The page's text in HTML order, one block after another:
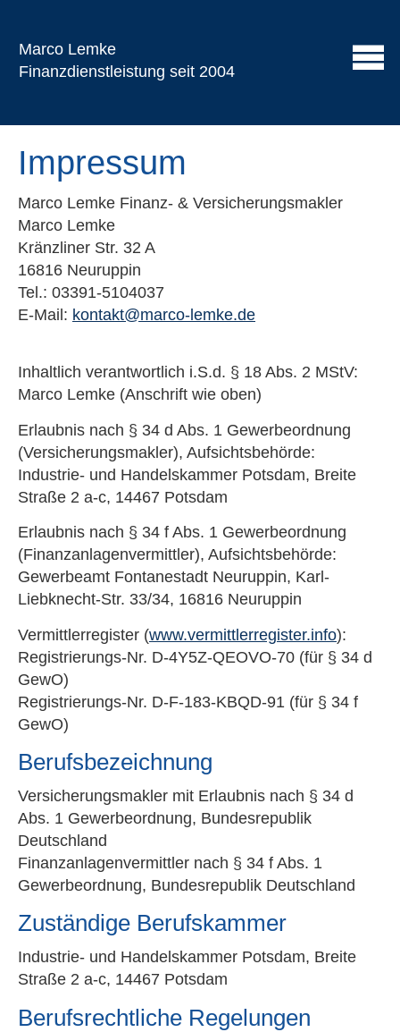
Marco Lemke
Finanzdienstleistung seit 2004
Impressum
Marco Lemke Finanz- & Ver­sicherungs­makler
Marco Lemke
Kränzliner Str. 32 A
16816 Neuruppin
Tel.: 03391-5104037
E-Mail: kontakt@marco-lemke.de
Inhaltlich verantwortlich i.S.d. § 18 Abs. 2 MStV:
Marco Lemke (Anschrift wie oben)
Erlaubnis nach § 34 d Abs. 1 Gewerbeordnung
(Ver­sicherungs­makler), Aufsichtsbehörde:
Industrie- und Handelskammer Potsdam, Breite
Straße 2 a-c, 14467 Potsdam
Erlaubnis nach § 34 f Abs. 1 Gewerbeordnung
(Finanzanlagenvermittler), Aufsichtsbehörde:
Gewerbeamt Fontanestadt Neuruppin, Karl-
Liebknecht-Str. 33/34, 16816 Neuruppin
Vermittlerregister (www.vermittlerregister.info):
Registrierungs-Nr. D-4Y5Z-QEOVO-70 (für § 34 d
GewO)
Registrierungs-Nr. D-F-183-KBQD-91 (für § 34 f
GewO)
Berufsbezeichnung
Ver­sicherungs­makler mit Erlaubnis nach § 34 d
Abs. 1 Gewerbeordnung, Bundesrepublik
Deutschland
Finanzanlagenvermittler nach § 34 f Abs. 1
Gewerbeordnung, Bundesrepublik Deutschland
Zuständige Berufskammer
Industrie- und Handelskammer Potsdam, Breite
Straße 2 a-c, 14467 Potsdam
Berufsrechtliche Regelungen